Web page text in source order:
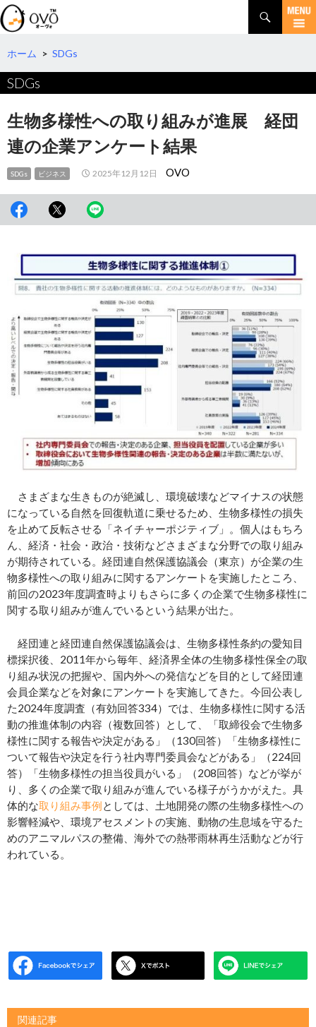
検
索
コ
テ
ツ
へ
動
ホーム > SDGs
SDGs
生物多様性への取り組みが進展 経団
連の企業アンケート結果
SDGs ビジネス 2025年12月12日 OVO
さまざまな生きものが絶滅し、環境破壊などマイナスの状態
になっている自然を回復軌道に乗せるため、生物多様性の損失
を止めて反転させる「ネイチャーポジティブ」。個人はもちろ
ん、経済・社会・政治・技術などさまざまな分野での取り組み
が期待されている。経団連自然保護協議会（東京）が企業の生
物多様性への取り組みに関するアンケートを実施したところ、
前回の2023年度調査時よりもさらに多くの企業で生物多様性に
関する取り組みが進んでいるという結果が出た。
経団連と経団連自然保護協議会は、生物多様性条約の愛知目
標採択後、2011年から毎年、経済界全体の生物多様性保全の取
り組み状況の把握や、国内外への発信などを目的として経団連
会員企業などを対象にアンケートを実施してきた。今回公表し
た2024年度調査（有効回答334）では、生物多様性に関する活
動の推進体制の内容（複数回答）として、「取締役会で生物多
様性に関する報告や決定がある」（130回答）「生物多様性に
ついて報告や決定を行う社内専門委員会などがある」（224回
答）「生物多様性の担当役員がいる」（208回答）などが挙が
り、多くの企業で取り組みが進んでいる様子がうかがえた。具
体的な取り組み事例 としては、土地開発の際の生物多様性への
影響軽減や、環境アセスメントの実施、動物の生息域を守るた
めのアニマルパスの整備、海外での熱帯雨林再生活動などが行
われている。
関連記事